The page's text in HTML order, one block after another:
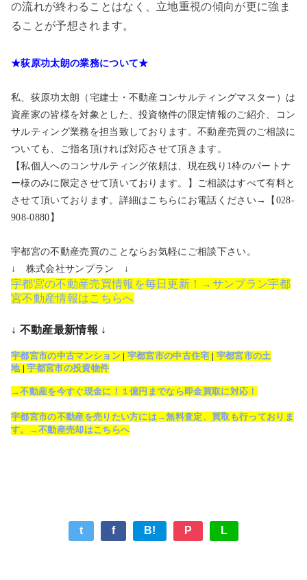
の流れが終わることはなく、立地重視の傾向が更に強ま
ることが予想されます。
★荻原功太朗の業務について★
私、荻原功太朗（宅建士・不動産コンサルティングマスター）は
資産家の皆様を対象とした、投資物件の限定情報のご紹介、コン
サルティング業務を担当致しております。不動産売買のご相談に
ついても、ご指名頂ければ対応させて頂きます。
【私個人へのコンサルティング依頼は、現在残り1枠のパートナ
ー様のみに限定させて頂いております。】ご相談はすべて有料と
させて頂いております。詳細はこちらにお電話ください→【028-
908-0880】
宇都宮の不動産売買のことならお気軽にご相談下さい。
↓ 株式会社サンプラン ↓
宇都宮の不動産売買情報を毎日更新！→サンプラン宇都
宮不動産情報はこちらへ
↓ 不動産最新情報 ↓
宇都宮市の中古マンション| 宇都宮市の中古住宅 | 宇都宮市の土
地|宇都宮市の投資物件
→不動産を今すぐ現金に！１億円までなら即金買取に対応！
宇都宮市の不動産を売りたい方には→無料査定、買取も行っておりま
す。→不動産売却はこちらへ
t f B! P L